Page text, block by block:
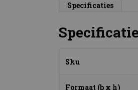
Specificaties
Sku
Formaat (b x h)